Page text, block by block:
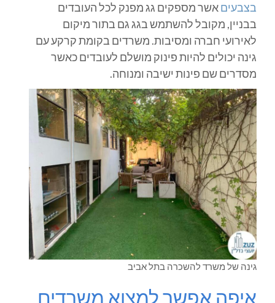
בצבעיםאשר מספקים גג מפנק לכל העובדים
בבניין, מקובל להשתמש בגג גם בתור מיקום
לאירועי חברה ומסיבות. משרדים בקומת קרקע עם
גינה יכולים להיות פינוק מושלם לעובדים כאשר
מסדרים שם פינות ישיבה ומנוחה.
גינה של משרד להשכרה בתל אביב
איפה אפשר למצוא משרדים